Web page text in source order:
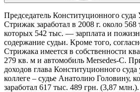
Председатель Конституционного
Стрижак заработал в 2008 г. около
которых 542 тыс. — зарплата и
содержание судьи. Кроме того,
Стрижака имеется в собственности
279 кв. м и автомобиль Mersedes-C.
доходов глава Конституционного суда
коллеге – судье Анатолию Головину,
заработал 617 тыс. 489 грн. (3,87 млн.).